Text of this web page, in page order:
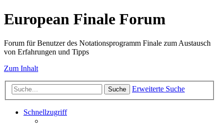
European Finale Forum
Forum für Benutzer des Notationsprogramm Finale zum Austausch
von Erfahrungen und Tipps
Zum Inhalt
Suche Erweiterte Suche
Schnellzugriff